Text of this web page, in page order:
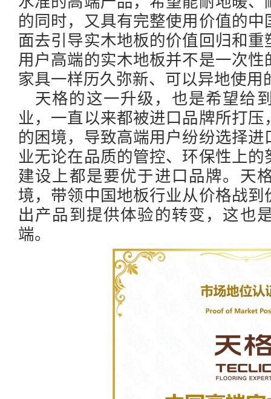
的同时，又具有完整使用价值的
面去引导实木地板的价值回归和
用户高端的实木地板并不是一次
家具一样历久弥新、可以异地使
天格的这一升级，也是希望给
业，一直以来都被进口品牌所打
的困境，导致高端用户纷纷选择
业无论在品质的管控、环保性上
建设上都是要优于进口品牌。天
境，带领中国地板行业从价格战
出产品到提供体验的转变，这也
端。